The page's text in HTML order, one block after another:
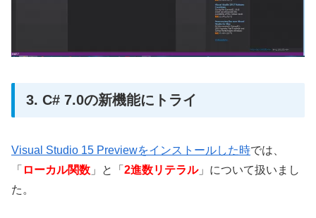
3. C# 7.0の新機能にトライ
Visual Studio 15 Previewをインストールした時では、
「 ローカル関数 」と「 2進数リテラル」について扱いまし
た。